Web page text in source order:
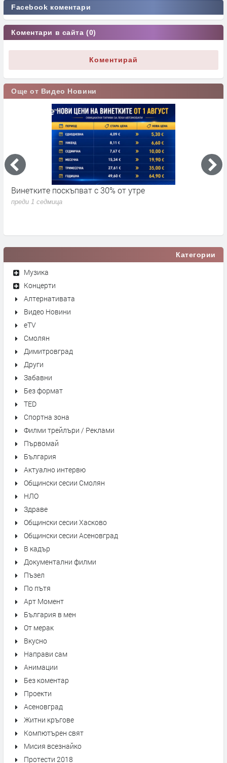
Facebook коментари
Коментари в сайта (0)
Коментирай
Още от Видео Новини
Винетките поскъпват с 30% от утре
преди 1 седмица
Категории
Музика
Концерти
Алтернативата
Видео Новини
eTV
Смолян
Димитровград
Други
Забавни
Без формат
TED
Спортна зона
Филми трейлъри / Реклами
Първомай
България
Актуално интервю
Общински сесии Смолян
НЛО
Здраве
Общински сесии Хасково
Общински сесии Асеновград
В кадър
Документални филми
Пъзел
По пътя
Арт Момент
България в мен
От мерак
Вкусно
Направи сам
Анимации
Без коментар
Проекти
Асеновград
Житни кръгове
Компютърен свят
Мисия всезнайко
Протести 2018